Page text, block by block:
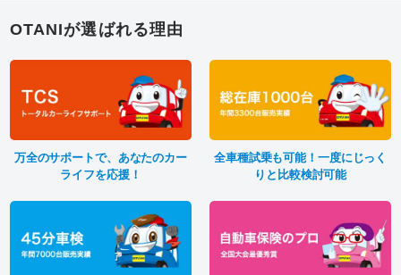
OTANIが選ばれる理由
万全のサポートで、あなたのカー
ライフを応援！
全車種試乗も可能！一度にじっく
りと比較検討可能